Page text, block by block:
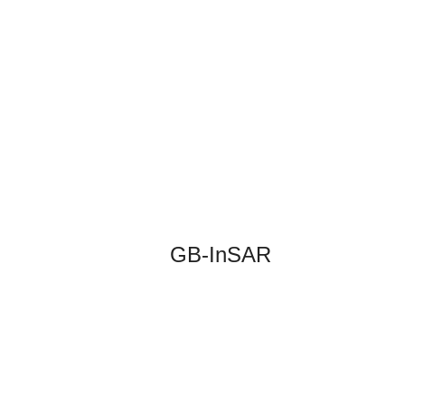
GB-InSAR